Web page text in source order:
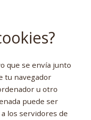
que se envía junto
tu navegador
u otro
puede ser
los servidores de